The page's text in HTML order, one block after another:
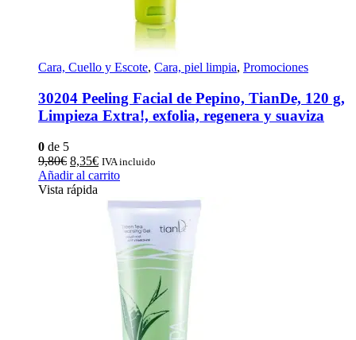
Cara, Cuello y Escote, Cara, piel limpia, Promociones
30204 Peeling Facial de Pepino, TianDe, 120 g,
Limpieza Extra!, exfolia, regenera y suaviza
0 de 5
9,80€ El
precio
original
8,35€El
precio
es:
IVA incluido
Añadir al carrito
Vista rápida